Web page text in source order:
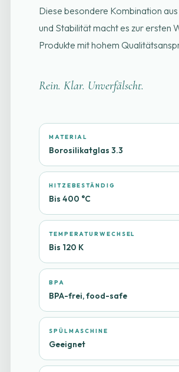
Diese besondere Kombination
und Stabilität macht es zur ersten
Produkte mit hohem
Rein. Klar. Unverfälscht.
MATERIAL
Borosilikatglas 3.3
HITZEBESTÄNDIG
Bis 400 °C
TEMPERATURWECHSEL
Bis 120 K
BPA
BPA-frei, food-safe
SPÜLMASCHINE
Geeignet